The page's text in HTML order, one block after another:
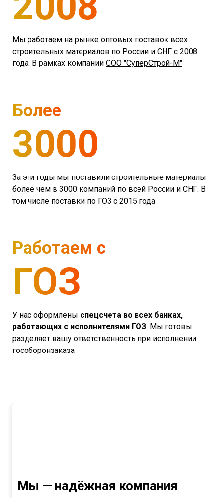
Мы работаем на рынке оптовых поставок всех
строительных материалов по России и СНГ с 2008
года. В рамках компании ООО "СуперСтрой-М"
Более
3000
За эти годы мы поставили строительные материалы
более чем в 3000 компаний по всей России и СНГ. В
том числе поставки по ГОЗ с 2015 года
Работаем с
ГОЗ
У нас оформлены спецсчета во всех банках,
работающих с исполнителями ГОЗ. Мы готовы
разделяет вашу ответственность при исполнении
гособоронзаказа
Мы — надёжная компания